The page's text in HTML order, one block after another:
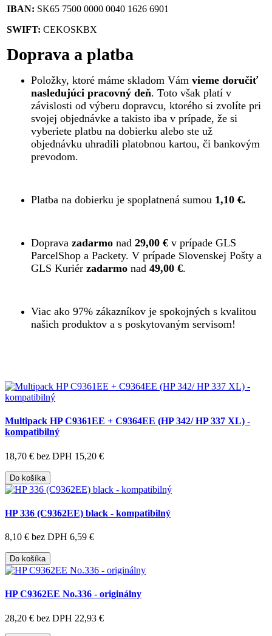
IBAN: SK65 7500 0000 0040 1626 6901
SWIFT: CEKOSKBX
Doprava a platba
Položky, ktoré máme skladom Vám vieme doručiť
nasledujúci pracovný deň. Toto však platí v
závislosti od výberu dopravcu, ktorého si zvolíte pri
svojej objednávke a takisto iba v prípade, že si
vyberiete platbu na dobierku alebo ste už
objednávku uhradili platobnou kartou, či bankovým
prevodom.
Platba na dobierku je spoplatnená sumou 1,10 €.
Doprava zadarmo nad 29,00 € v prípade GLS
ParcelShop a Packety. V prípade Slovenskej Pošty a
GLS Kuriér zadarmo nad 49,00 €.
Viac ako 97% zákazníkov je spokojných s kvalitou
našich produktov a s poskytovaným servisom!
Multipack HP C9361EE + C9364EE (HP 342/ HP 337 XL) -
kompatibilný
18,70 € bez DPH 15,20 €
Do košíka
HP 336 (C9362EE) black - kompatibilný
8,10 € bez DPH 6,59 €
Do košíka
HP C9362EE No.336 - originálny
28,20 € bez DPH 22,93 €